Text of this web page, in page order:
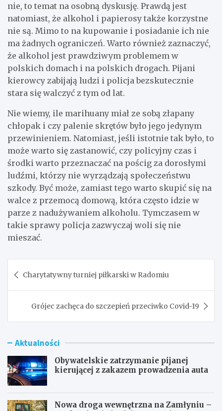
nie, to temat na osobną dyskusję. Prawdą jest
natomiast, że alkohol i papierosy także korzystne
nie są. Mimo to na kupowanie i posiadanie ich nie
ma żadnych ograniczeń. Warto również zaznaczyć,
że alkohol jest prawdziwym problemem w
polskich domach i na polskich drogach. Pijani
kierowcy zabijają ludzi i policja bezskutecznie
stara się walczyć z tym od lat.
Nie wiemy, ile marihuany miał ze sobą złapany
chłopak i czy palenie skrętów było jego jedynym
przewinieniem. Natomiast, jeśli istotnie tak było, to
może warto się zastanowić, czy policyjny czas i
środki warto przeznaczać na pościg za dorosłymi
ludźmi, którzy nie wyrządzają społeczeństwu
szkody. Być może, zamiast tego warto skupić się na
walce z przemocą domową, która często idzie w
parze z nadużywaniem alkoholu. Tymczasem w
takie sprawy policja zazwyczaj woli się nie
mieszać.
wpisu
Charytatywny turniej piłkarski w Radomiu
Grójec zachęca do szczepień przeciwko Covid-19
Aktualności
Obywatelskie zatrzymanie pijanej
kierującej z zakazem prowadzenia auta
Nowa droga wewnętrzna na Zamłyniu –